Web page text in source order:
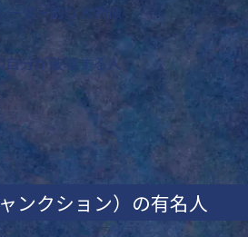
ーダー的な人物像
分が破壊する人
ンクション）の有名人